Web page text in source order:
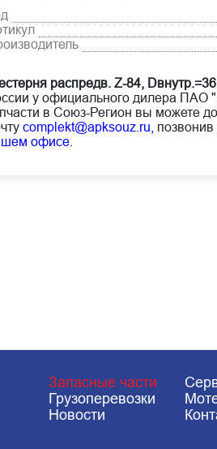
распредв. Z-84, Dвнутр.=36
у официального дилера
в Союз-Регион вы можете
complekt@apksouz.ru,
офисе
Запасные части
Грузоперевозки
Новости